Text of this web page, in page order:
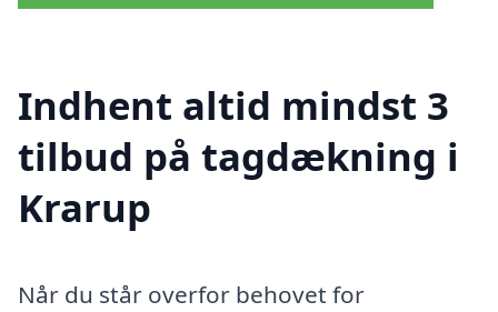
Indhent altid mindst 3
tilbud på tagdækning i
Krarup
Når du står overfor behovet for